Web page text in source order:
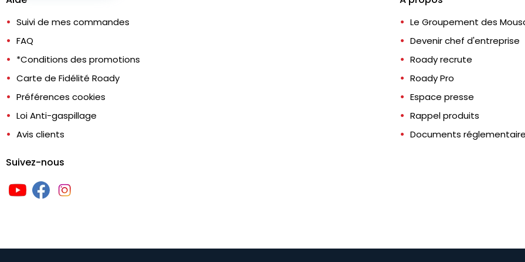
Suivi de mes commandes
FAQ
*Conditions des promotions
Carte de Fidélité Roady
Préférences cookies
Loi Anti-gaspillage
Avis clients
Le Groupement des
Devenir chef d'entreprise
Roady recrute
Roady Pro
Espace presse
Rappel produits
Documents
Suivez-nous